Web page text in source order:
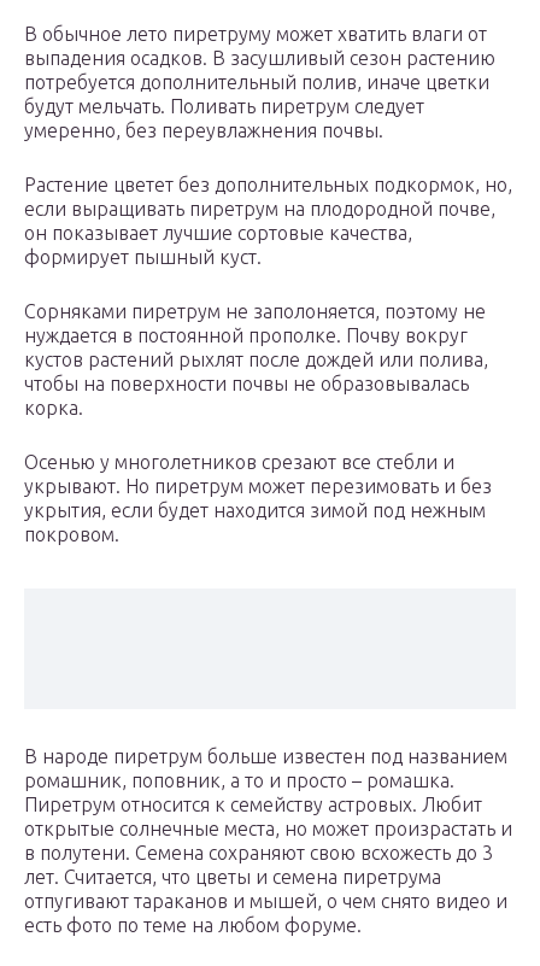
В обычное лето пиретруму может хватить влаги от
выпадения осадков. В засушливый сезон растению
потребуется дополнительный полив, иначе цветки
будут мельчать. Поливать пиретрум следует
умеренно, без переувлажнения почвы.
Растение цветет без дополнительных подкормок, но,
если выращивать пиретрум на плодородной почве,
он показывает лучшие сортовые качества,
формирует пышный куст.
Сорняками пиретрум не заполоняется, поэтому не
нуждается в постоянной прополке. Почву вокруг
кустов растений рыхлят после дождей или полива,
чтобы на поверхности почвы не образовывалась
корка.
Осенью у многолетников срезают все стебли и
укрывают. Но пиретрум может перезимовать и без
укрытия, если будет находится зимой под нежным
покровом.
В народе пиретрум больше известен под названием
ромашник, поповник, а то и просто – ромашка.
Пиретрум относится к семейству астровых. Любит
открытые солнечные места, но может произрастать и
в полутени. Семена сохраняют свою всхожесть до 3
лет. Считается, что цветы и семена пиретрума
отпугивают тараканов и мышей, о чем снято видео и
есть фото по теме на любом форуме.